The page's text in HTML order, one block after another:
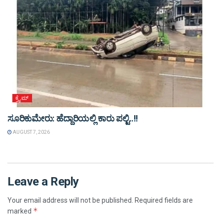
ಕ್ರೈಮ್
ಸೂರಿಕುಮೇರು: ಹೆದ್ದಾರಿಯಲ್ಲಿ ಕಾರು ಪಲ್ಟಿ..!!
AUGUST 7, 2026
Leave a Reply
Your email address will not be published.
Required fields are
marked *